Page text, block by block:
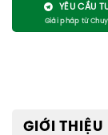
YÊU CẦU
GIỚI THIỆU